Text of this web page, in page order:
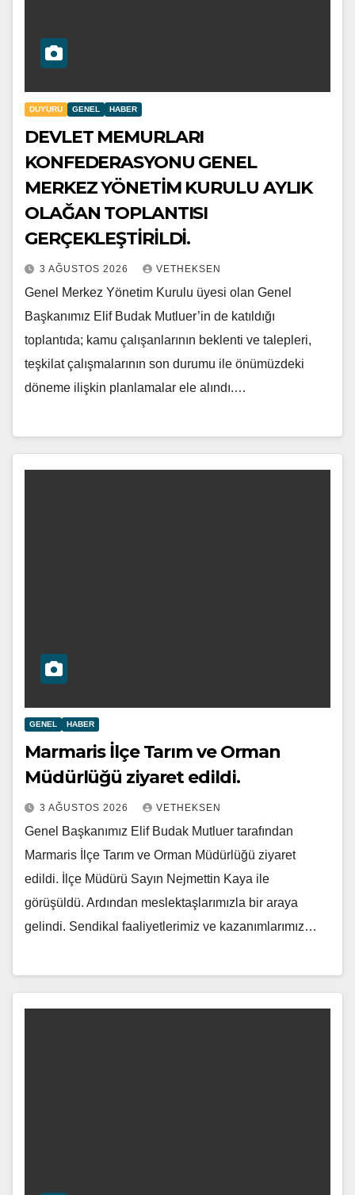
DUYURU GENEL HABER
DEVLET MEMURLARI
KONFEDERASYONU GENEL
MERKEZ YÖNETİM KURULU AYLIK
OLAĞAN TOPLANTISI
GERÇEKLEŞTİRİLDİ.
3 AĞUSTOS 2026 VETHEKSEN
Genel Merkez Yönetim Kurulu üyesi olan Genel
Başkanımız Elif Budak Mutluer’in de katıldığı
toplantıda; kamu çalışanlarının beklenti ve talepleri,
teşkilat çalışmalarının son durumu ile önümüzdeki
döneme ilişkin planlamalar ele alındı.…
GENEL HABER
Marmaris İlçe Tarım ve Orman
Müdürlüğü ziyaret edildi.
3 AĞUSTOS 2026 VETHEKSEN
Genel Başkanımız Elif Budak Mutluer tarafından
Marmaris İlçe Tarım ve Orman Müdürlüğü ziyaret
edildi. İlçe Müdürü Sayın Nejmettin Kaya ile
görüşüldü. Ardından meslektaşlarımızla bir araya
gelindi. Sendikal faaliyetlerimiz ve kazanımlarımız…